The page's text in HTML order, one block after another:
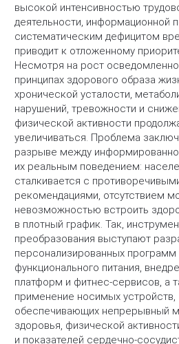
высокой интенсивностью
деятельности, информационной
систематическим дефицитом
приводит к отложенному
Несмотря на рост
принципах здорового образа
хронической усталости,
нарушений, тревожности и
физической активности
увеличиваться. Проблема
разрыве между
их реальным поведением:
сталкивается с
рекомендациями, отсутствием
невозможностью встроить
в плотный график. Так,
преобразования выступают
персонализированных программ
функционального питания,
платформ и фитнес-сервисов, а
применение носимых устройств,
обеспечивающих непрерывный
здоровья, физической
и показателей сердечно-